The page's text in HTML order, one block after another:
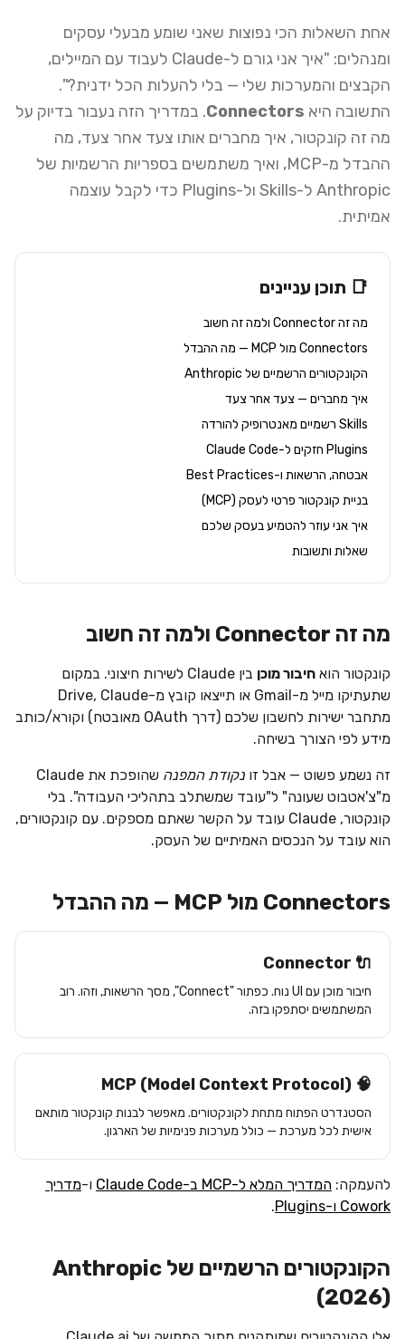
אחת השאלות הכי נפוצות שאני שומע מבעלי עסקים
ומנהלים: "איך אני גורם ל-Claude לעבוד עם המיילים,
הקבצים והמערכות שלי — בלי להעלות הכל ידנית?".
התשובה היא Connectors. במדריך הזה נעבור בדיוק על
מה זה קונקטור, איך מחברים אותו צעד אחר צעד, מה
ההבדל מ-MCP, ואיך משתמשים בספריות הרשמיות של
Anthropic ל-Skills ול-Plugins כדי לקבל עוצמה
אמיתית.
📑 תוכן עניינים
מה זה Connector ולמה זה חשוב
Connectors מול MCP — מה ההבדל
הקונקטורים הרשמיים של Anthropic
איך מחברים — צעד אחר צעד
Skills רשמיים מאנטרופיק להורדה
Plugins חזקים ל-Claude Code
אבטחה, הרשאות ו-Best Practices
בניית קונקטור פרטי לעסק (MCP)
איך אני עוזר להטמיע בעסק שלכם
שאלות ותשובות
מה זה Connector ולמה זה חשוב
קונקטור הוא חיבור מוכן
בין Claude לשירות חיצוני. במקום
שתעתיקו מייל מ-Gmail או תייצאו קובץ מ-Drive, Claude
מתחבר ישירות לחשבון שלכם (דרך OAuth מאובטח) וקורא/כותב
מידע לפי הצורך בשיחה.
זה נשמע פשוט — אבל זו נקודת המפנה
שהופכת את Claude
מ"צ'אטבוט שעונה" ל"עובד שמשתלב בתהליכי העבודה". בלי
קונקטור, Claude עובד על הקשר שאתם מספקים. עם קונקטורים,
הוא עובד על הנכסים האמיתיים של העסק.
Connectors מול MCP — מה ההבדל
🔌 Connector
חיבור מוכן עם UI נוח. כפתור "Connect", מסך הרשאות, וזהו. רוב
המשתמשים יסתפקו בזה.
🧠 MCP (Model Context Protocol)
הסטנדרט הפתוח מתחת לקונקטורים. מאפשר לבנות קונקטור מותאם
אישית לכל מערכת — כולל מערכות פנימיות של הארגון.
להעמקה: המדריך המלא ל-MCP ב-Claude Code ו-מדריך
Cowork ו-Plugins
.
הקונקטורים הרשמיים של Anthropic
(2026)